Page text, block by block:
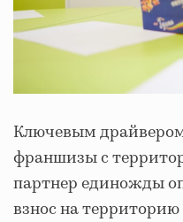
Ключевым
франшизы с
партнер единожды
взнос на